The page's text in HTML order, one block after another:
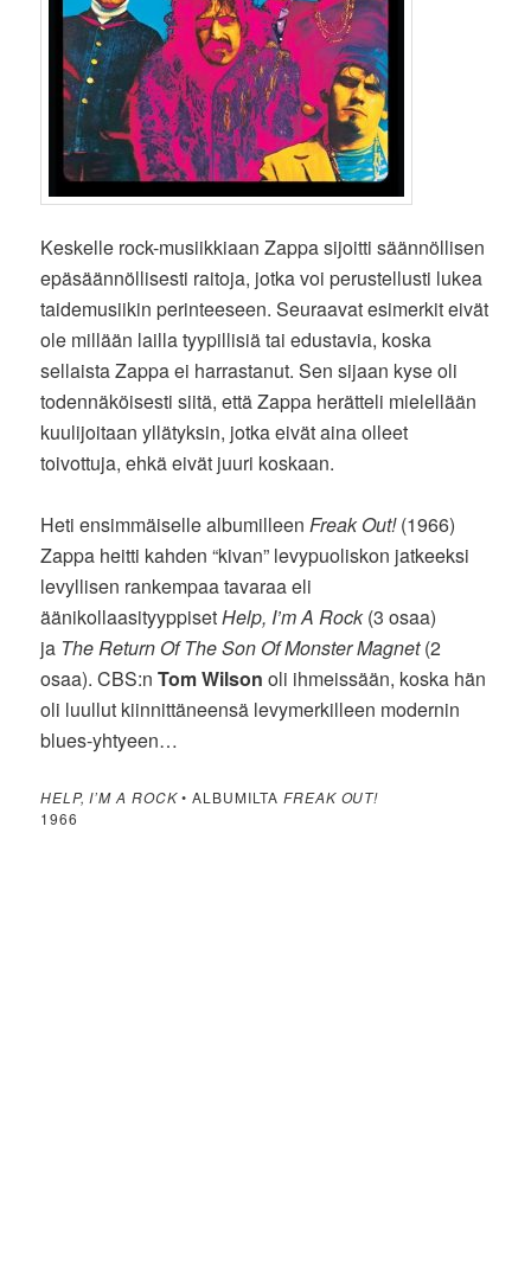
Keskelle rock-musiikkiaan Zappa sijoitti säännöllisen
epäsäännöllisesti raitoja, jotka voi perustellusti lukea
taidemusiikin perinteeseen. Seuraavat esimerkit eivät
ole millään lailla tyypillisiä tai edustavia, koska
sellaista Zappa ei harrastanut. Sen sijaan kyse oli
todennäköisesti siitä, että Zappa herätteli mielellään
kuulijoitaan yllätyksin, jotka eivät aina olleet
toivottuja, ehkä eivät juuri koskaan.
Heti ensimmäiselle albumilleenFreak Out!(1966)
Zappa heitti kahden “kivan” levypuoliskon jatkeeksi
levyllisen rankempaa tavaraa eli
äänikollaasityyppisetHelp, I’m A Rock(3 osaa)
ja The Return Of The Son Of Monster Magnet(2
osaa). CBS:nTom Wilson oli ihmeissään, koska hän
oli luullut kiinnittäneensä levymerkilleen modernin
blues-yhtyeen…
HELP, I’M A ROCK• ALBUMILTAFREAK OUT!
1966